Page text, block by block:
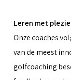
Leren met
Onze coaches
van de meest
golfcoaching